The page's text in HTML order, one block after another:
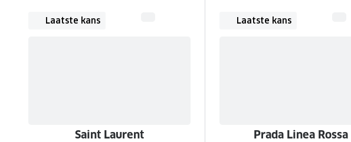
Laatste kans
Saint Laurent
Laatste kans
Prada Linea Rossa